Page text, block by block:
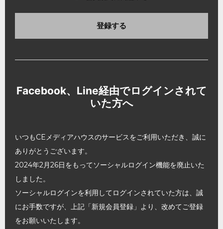
登録する
Facebook、Line経由でログインされて
いた方へ
いつもCEメディアハウスのサービスをご利用いただき、誠に
ありがとうございます。
2024年2月26日をもってソーシャルログイン機能を廃止いた
しました。
ソーシャルログインを利用してログインされていた方は、誠
にお手数ですが、上記「新規会員登録」より、改めてご登録
をお願いいたします。